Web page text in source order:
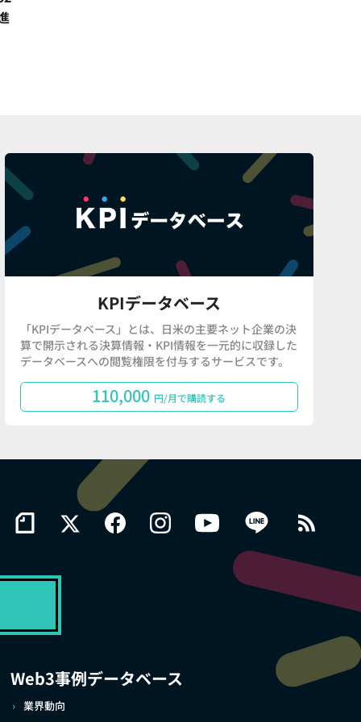
KPIデータベース
「KPIデータベース」とは、日米の主要ネット企業の決
算で開示される決算情報・KPI情報を一元的に収録した
データベースへの閲覧権限を付与するサービスです。
110,000 円/月で購読する
Web3事例データベース
業界動向